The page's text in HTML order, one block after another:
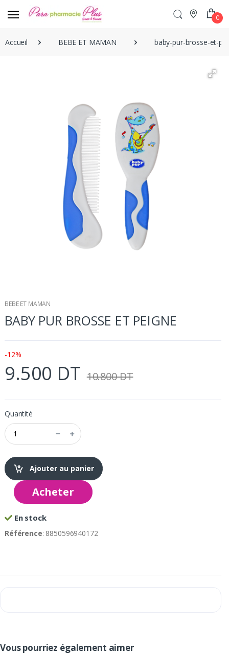
0
Accueil BEBE ET MAMAN baby-pur-brosse-et-
BEBE ET MAMAN
BABY PUR BROSSE ET PEIGNE
-12%
9.500 DT 10.800 DT
Quantité
Ajouter au panier
Acheter
En stock
Référence: 8850596940172
Vous pourriez également aimer